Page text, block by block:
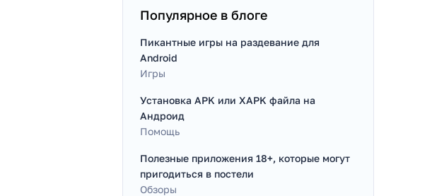
Популярное в блоге
Пикантные игры на раздевание для
Android
Игры
Установка APK или XAPK файла на
Андроид
Помощь
Полезные приложения 18+, которые могут
пригодиться в постели
Обзоры